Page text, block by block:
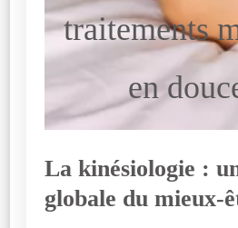
traitements
en
La kinésiologie :
globale du mieux-